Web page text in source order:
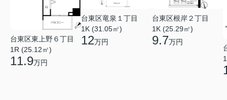
台東区東上野６丁目
1R (25.12㎡)
11.9万円
台東区竜泉１丁目
1K (31.05㎡)
12万円
台東区根岸２丁目
1K (25.29㎡)
9.7万円